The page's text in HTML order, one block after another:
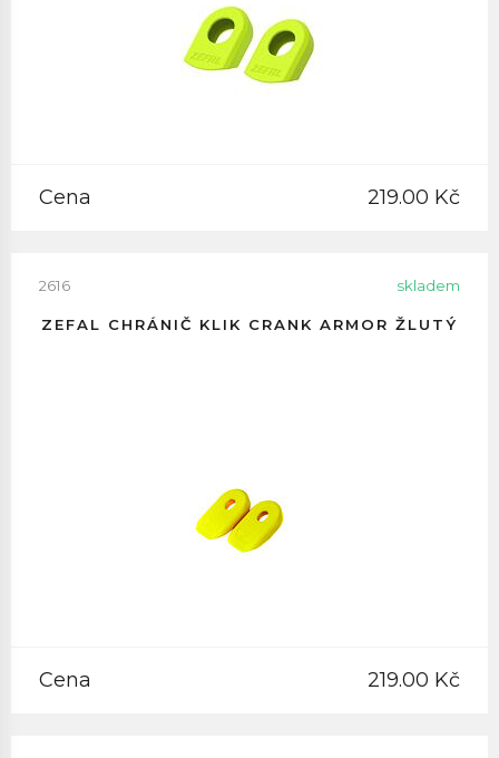
Cena 219.00 Kč
2616 skladem
ZEFAL CHRÁNIČ KLIK CRANK ARMOR ŽLUTÝ
Cena 219.00 Kč